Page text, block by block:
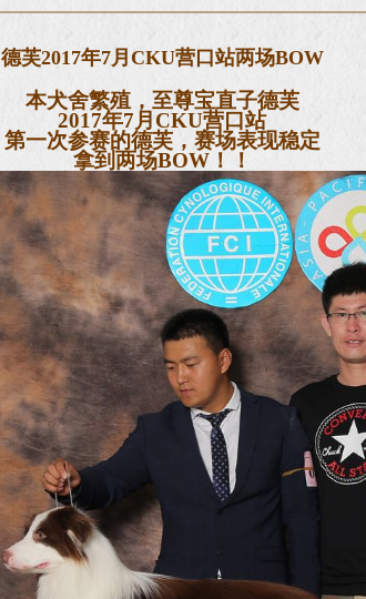
德芙2017年7月CKU营口站两场BOW
本犬舍繁殖，至尊宝直子德芙
2017年7月CKU营口站
第一次参赛的德芙，赛场表现稳定
拿到两场BOW！！